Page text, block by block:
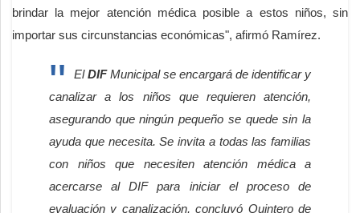
brindar la mejor atención médica posible a estos niños, sin
importar sus circunstancias económicas", afirmó Ramírez.
ElDIFMunicipal se encargará de identificar y
canalizar a los niños que requieren atención,
asegurando que ningún pequeño se quede sin la
ayuda que necesita. Se invita a todas las familias
con niños que necesiten atención médica a
acercarse al DIF para iniciar el proceso de
evaluación y canalización, concluyó Quintero de